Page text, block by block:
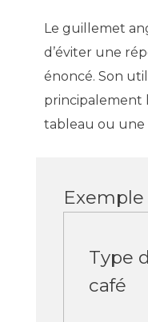
Le guillemet
d’éviter une
énoncé. Son
principalement
tableau ou une
Exemple
Type
café